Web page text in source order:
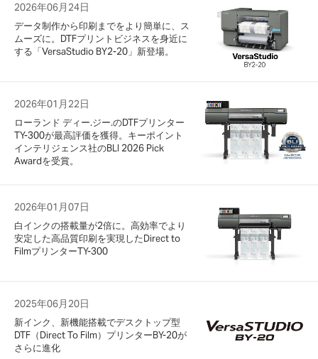
2026年06月24日
データ制作から印刷までをより簡単に、ス
ムーズに。DTFプリントビジネスを身近に
する「VersaStudio BY2-20」新登場。
2026年01月22日
ローランド ディー.ジー.のDTFプリンター
TY-300が最高評価を獲得。キーポイント
インテリジェンス社のBLI 2026 Pick
Awardを受賞。
2026年01月07日
白インクの搭載量が2倍に。高効率でより
安定した高品質印刷を実現したDirect to
FilmプリンターTY-300
2025年06月20日
新インク、新機能搭載でデスクトップ型
DTF（Direct To Film）プリンターBY-20が
さらに進化